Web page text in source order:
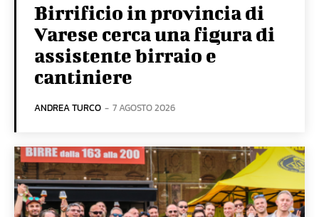
Birrificio in provincia di
Varese cerca una figura di
assistente birraio e
cantiniere
ANDREA TURCO - 7 AGOSTO 2026